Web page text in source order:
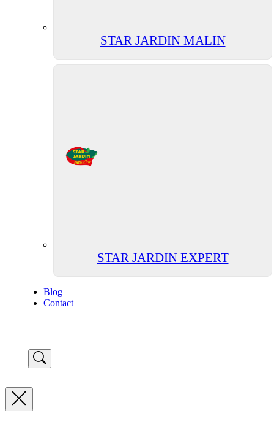
STAR JARDIN MALIN
STAR JARDIN EXPERT
Blog
Contact